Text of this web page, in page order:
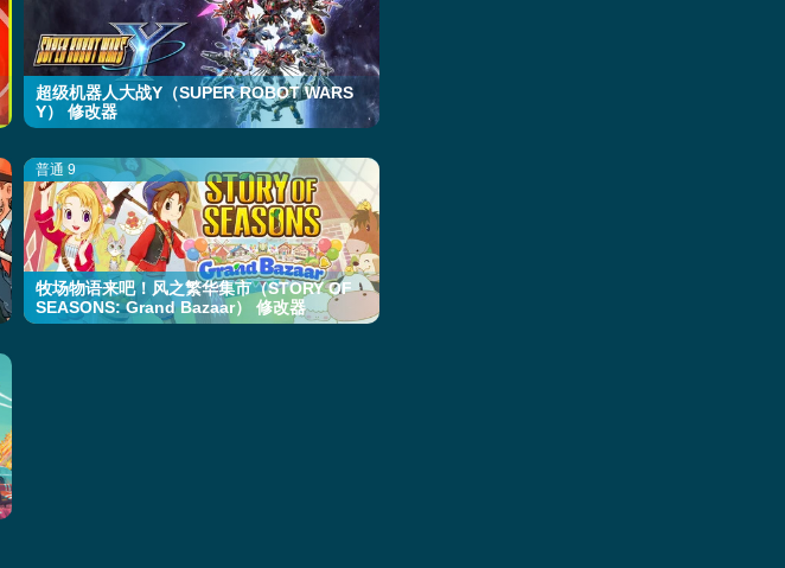
超级机器人大战Y（SUPER ROBOT WARS
Y） 修改器
普通 9
牧场物语来吧！风之繁华集市（STORY OF
SEASONS: Grand Bazaar） 修改器